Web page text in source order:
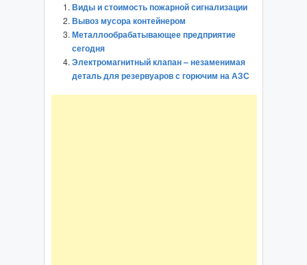
Виды и стоимость пожарной сигнализации
Вывоз мусора контейнером
Металлообрабатывающее предприятие
сегодня
Электромагнитный клапан – незаменимая
деталь для резервуаров с горючим на АЗС